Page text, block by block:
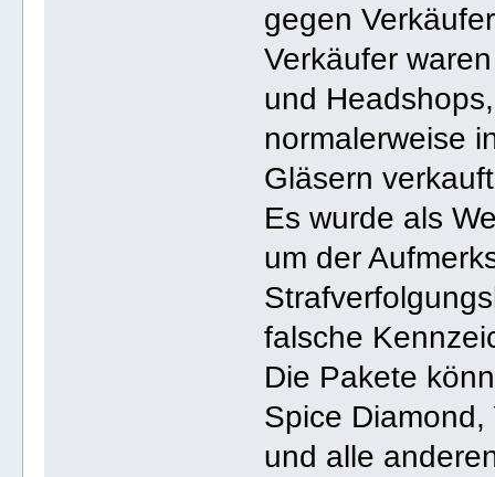
gegen
Verkäufer
und
normalerweise
Gläsern
Es wurde als
um der
falsche
Die Pakete
Spice
und alle